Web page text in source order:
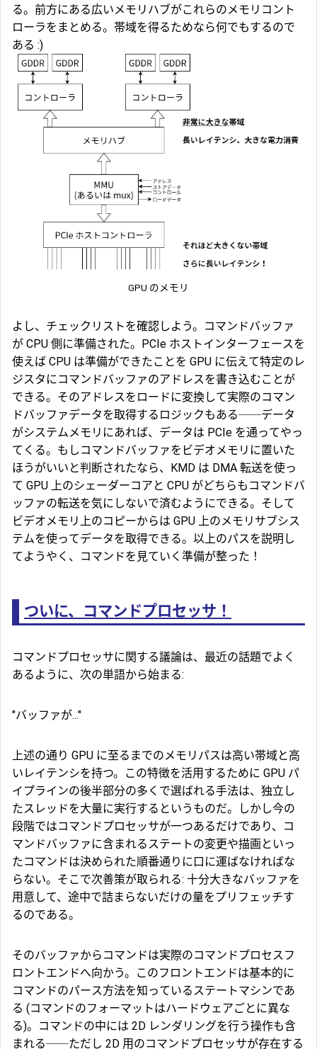
る。前方にある広いメモリハブがこれらのメモリコント
ローラをまとめる。帯域を得るためなら何でもするので
ある :)
GPU のメモリ
よし、チェックリストを確認しよう。コマンドバッファ
が CPU 側に準備された。PCIe ホストインターフェースを
使えば CPU は準備ができたことを GPU に伝えて特定のレ
ジスタにコマンドバッファのアドレスを書き込むことが
できる。そのアドレスをロードに変換して実際のコマン
ドバッファデータを取得するロジックもある──データ
がシステムメモリにあれば、データは PCIe を通ってやっ
てくる。もしコマンドバッファをビデオメモリに置いた
ほうがいいと判断されたなら、KMD は DMA 転送を使っ
て GPU 上のシェーダーコアと CPU がどちらもコマンドバ
ッファの転送を気にしないで済むようにできる。そして
ビデオメモリ上のコピーからは GPU 上のメモリサブシス
テムを使ってデータを取得できる。以上のパスを説明し
てようやく、コマンドを見ていく準備が整った！
ついに、コマンドプロセッサ！
コマンドプロセッサに関する議論は、最近の話題でよく
あるように、次の単語から始まる:
"バッファが..."
上述の通り GPU に至るまでのメモリパスは高い帯域と高
いレイテンシを持つ。この特徴を活用するために GPU パ
イプラインの後半部分の多くで選ばれる手法は、独立し
たスレッドを大量に実行するというものだ。しかし今の
段階ではコマンドプロセッサが一つあるだけであり、コ
マンドバッファに含まれるステートの変更や描画といっ
たコマンドは決められた順番通りに口に運ばなければな
らない。そこで次善策が取られる: 十分大きなバッファを
用意して、途中で詰まらないだけの量をプリフェッチす
るのである。
そのバッファからコマンドは実際のコマンドプロセスフ
ロントエンドへ向かう。このフロントエンドは基本的に
コマンドのパース方法を知っているステートマシンであ
る (コマンドのフォーマットはハードウェアごとに異な
る)。コマンドの中には 2D レンダリングを行う操作も含
まれる──ただし 2D 用のコマンドプロセッサが存在する